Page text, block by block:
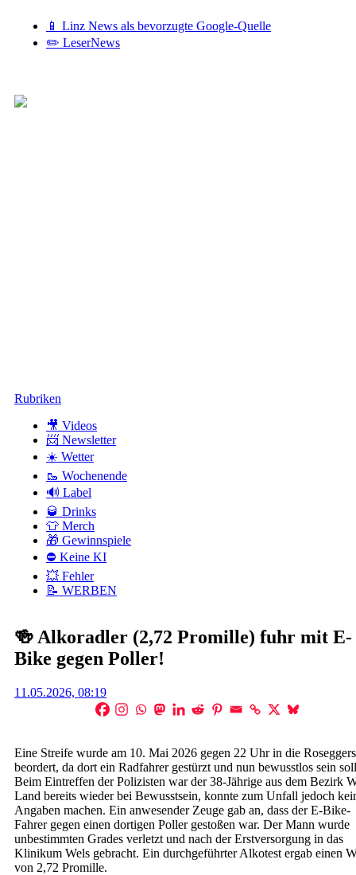
📱 Linz News als bevorzugte Google-Quelle
✏️ LeserNews
Zum
Rubriken
🎥 Videos
📨 Newsletter
☀️ Wetter
🥾 Wochenende
🔊 Label
🥃 Drinks
👕 Merch
🎁 Gewinnspiele
⛔ Keine KI
💥 Fehler
📝 WERBEN
🍻 Alkoradler (2,72 Promille) fuhr mit E-
Bike gegen Poller!
Posted
11.05.2026, 08:19
Eine Streife wurde am 10. Mai 2026 gegen 22 Uhr in die
beordert, da dort ein Radfahrer gestürzt und nun bewusstlos sein
Beim Eintreffen der Polizisten war der 38-Jährige aus dem Bezirk
Land bereits wieder bei Bewusstsein, konnte zum Unfall jedoch
Angaben machen. Ein anwesender Zeuge gab an, dass der E-Bike-
Fahrer gegen einen dortigen Poller gestoßen war. Der Mann wurde
unbestimmten Grades verletzt und nach der Erstversorgung in das
Klinikum Wels gebracht. Ein durchgeführter Alkotest ergab einen
von 2,72 Promille.